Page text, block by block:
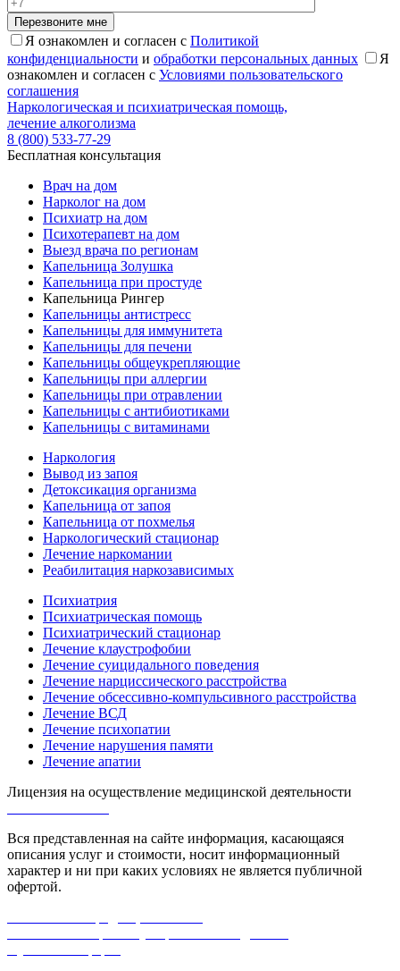
Перезвоните мне
Я ознакомлен и согласен с Политикой
конфиденциальности и обработки персональных данных
Я
ознакомлен и согласен с Условиями пользовательского
соглашения
Наркологическая и психиатрическая помощь,
лечение алкоголизма
8 (800) 533-77-29
Бесплатная консультация
Врач на дом
Нарколог на дом
Психиатр на дом
Психотерапевт на дом
Выезд врача по регионам
Капельница Золушка
Капельница при простуде
Капельница Рингер
Капельницы антистресс
Капельницы для иммунитета
Капельницы для печени
Капельницы общеукрепляющие
Капельницы при аллергии
Капельницы при отравлении
Капельницы с антибиотиками
Капельницы с витаминами
Наркология
Вывод из запоя
Детоксикация организма
Капельница от запоя
Капельница от похмелья
Наркологический стационар
Лечение наркомании
Реабилитация наркозависимых
Психиатрия
Психиатрическая помощь
Психиатрический стационар
Лечение клаустрофобии
Лечение суицидального поведения
Лечение нарциссического расстройства
Лечение обсессивно-компульсивного расстройства
Лечение ВСД
Лечение психопатии
Лечение нарушения памяти
Лечение апатии
Лицензия на осуществление медицинской деятельности
Вся представленная на сайте информация, касающаяся
описания услуг и стоимости, носит информационный
характер и ни при каких условиях не является публичной
офертой.